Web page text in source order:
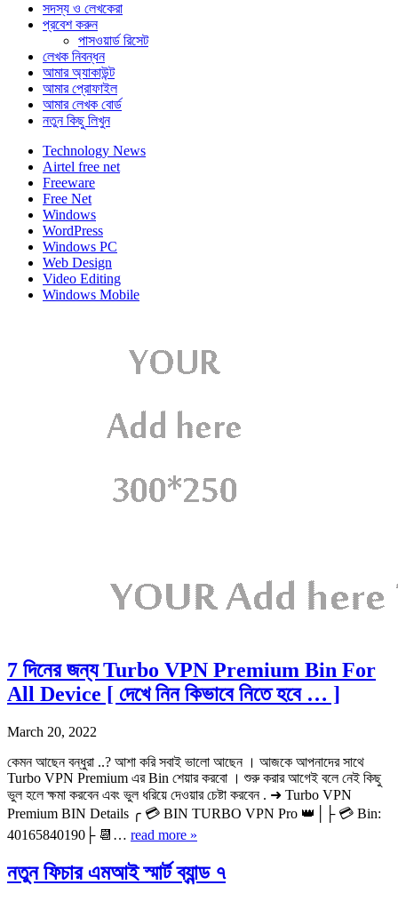
সদস্য ও লেখকেরা
প্রবেশ করুন
পাসওয়ার্ড রিসেট
লেখক নিবন্ধন
আমার অ্যাকাউন্ট
আমার প্রোফাইল
আমার লেখক বোর্ড
নতুন কিছু লিখুন
Technology News
Airtel free net
Freeware
Free Net
Windows
WordPress
Windows PC
Web Design
Video Editing
Windows Mobile
7 দিনের জন্য Turbo VPN Premium Bin For
All Device [ দেখে নিন কিভাবে নিতে হবে … ]
March 20, 2022
কেমন আছেন বন্ধুরা ..? আশা করি সবাই ভালো আছেন । আজকে আপনাদের সাথে
Turbo VPN Premium এর Bin শেয়ার করবো । শুরু করার আগেই বলে নেই কিছু
ভুল হলে ক্ষমা করবেন এবং ভুল ধরিয়ে দেওয়ার চেষ্টা করবেন . ➜ Turbo VPN
Premium BIN Details ╭ 💳 BIN TURBO VPN Pro 👑│├ 💳 Bin:
40165840190├ 📆… read more »
নতুন ফিচার এমআই স্মার্ট ব্যান্ড ৭